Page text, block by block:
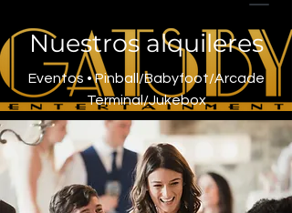
Nuestros alquileres
Eventos • Pinball/Babyfoot/Arcade
Terminal/Jukebox